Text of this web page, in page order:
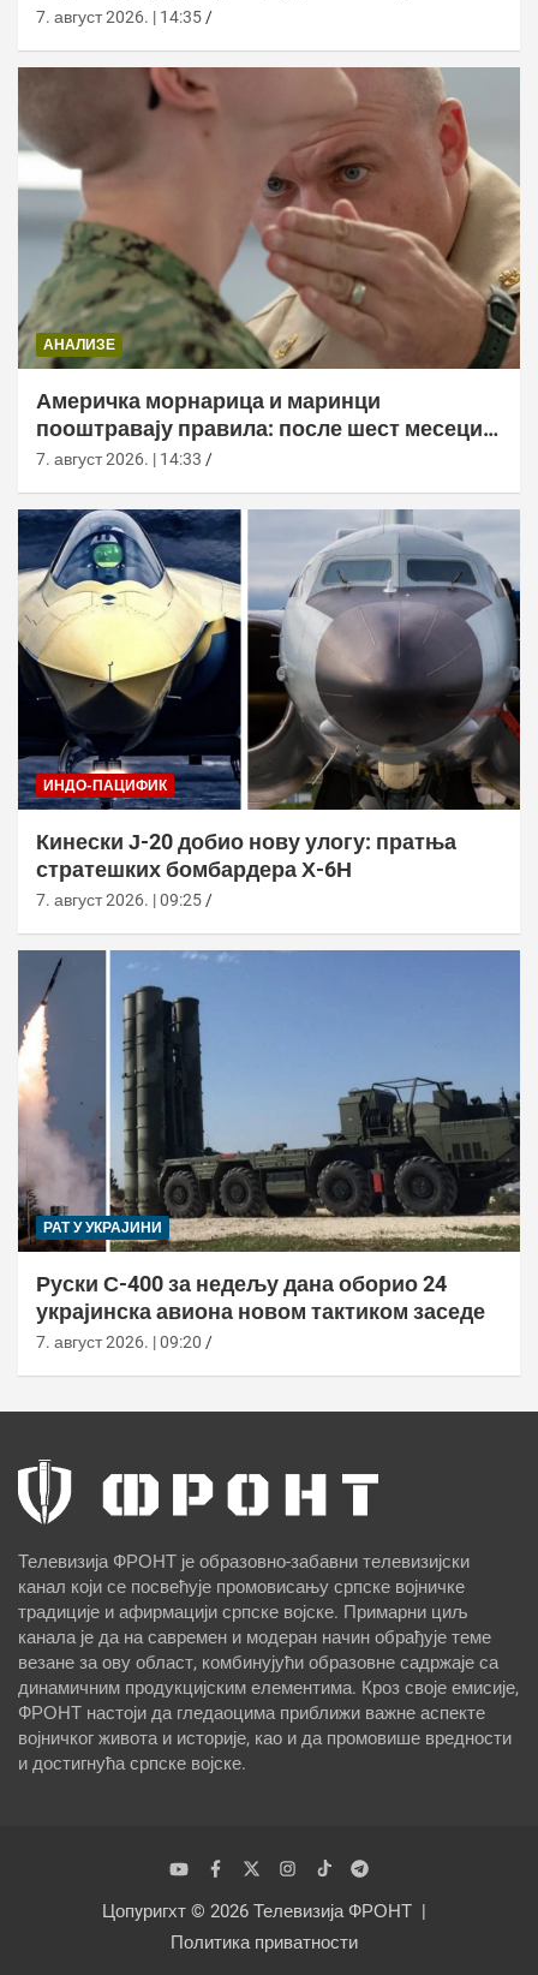
7. август 2026. | 14:35
АНАЛИЗЕ
Америчка морнарица и маринци
пооштравају правила: после шест месеци
дозволе за браду следи службено
7. август 2026. | 14:33
ИНДО-ПАЦИФИК
Кинески Ј-20 добио нову улогу: пратња
стратешких бомбардера Х-6Н
7. август 2026. | 09:25
РАТ У УКРАЈИНИ
Руски С-400 за недељу дана оборио 24
украјинска авиона новом тактиком заседе
7. август 2026. | 09:20
Телевизија ФРОНТ је образовно-забавни телевизијски
канал који се посвећује промовисању српске војничке
традиције и афирмацији српске војске. Примарни циљ
канала је да на савремен и модеран начин обрађује теме
везане за ову област, комбинујући образовне садржаје са
динамичним продукцијским елементима. Кроз своје емисије,
ФРОНТ настоји да гледаоцима приближи важне аспекте
војничког живота и историје, као и да промовише вредности
и достигнућа српске војске.
Цопyригхт © 2026 Телевизија ФРОНТ
Политика приватности